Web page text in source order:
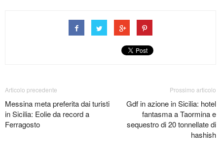
Articolo precedente
Messina meta preferita dai turisti
in Sicilia: Eolie da record a
Ferragosto
Prossimo articolo
Gdf in azione in Sicilia: hotel
fantasma a Taormina e
sequestro di 20 tonnellate di
hashish